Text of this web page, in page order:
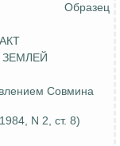
Образец
Совмина
N 2, ст. 8)